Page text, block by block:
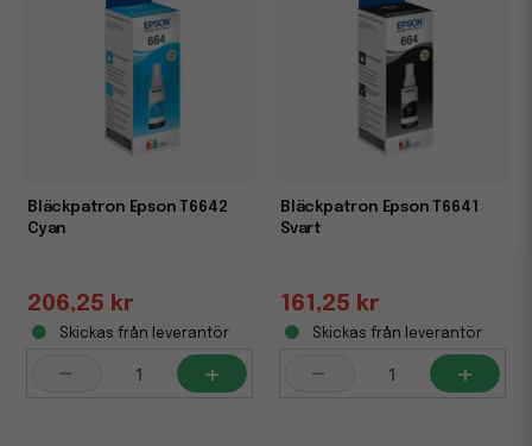
Bläckpatron Epson T6642
Cyan
206,25 kr
Skickas från leverantör
- +
Bläckpatron Epson T6641
Svart
161,25 kr
Skickas från leverantör
- +